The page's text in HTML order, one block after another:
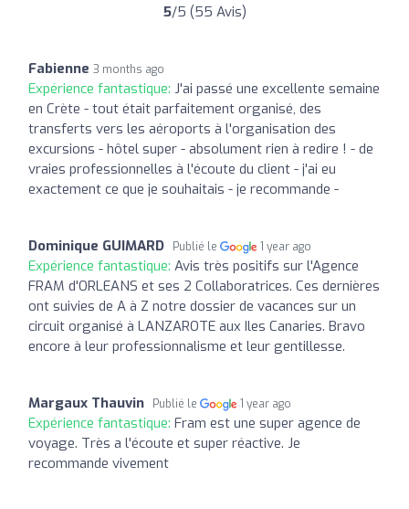
5/5 (55 Avis)
Fabienne 3 months ago
Expérience fantastique: J'ai passé une excellente semaine
en Crète - tout était parfaitement organisé, des
transferts vers les aéroports à l'organisation des
excursions - hôtel super - absolument rien à redire ! - de
vraies professionnelles à l'écoute du client - j'ai eu
exactement ce que je souhaitais - je recommande -
Dominique GUIMARD Publié le 1 year ago
Expérience fantastique: Avis très positifs sur l'Agence
FRAM d'ORLEANS et ses 2 Collaboratrices. Ces dernières
ont suivies de A à Z notre dossier de vacances sur un
circuit organisé à LANZAROTE aux Iles Canaries. Bravo
encore à leur professionnalisme et leur gentillesse.
Margaux Thauvin Publié le 1 year ago
Expérience fantastique: Fram est une super agence de
voyage. Très a l'écoute et super réactive. Je
recommande vivement